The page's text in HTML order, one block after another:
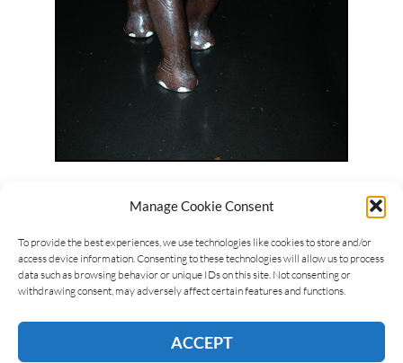
Manage Cookie Consent
To provide the best experiences, we use technologies like cookies to store and/or
access device information. Consenting to these technologies will allow us to process
data such as browsing behavior or unique IDs on this site. Not consenting or
withdrawing consent, may adversely affect certain features and functions.
ACCEPT
15. Marcello M.